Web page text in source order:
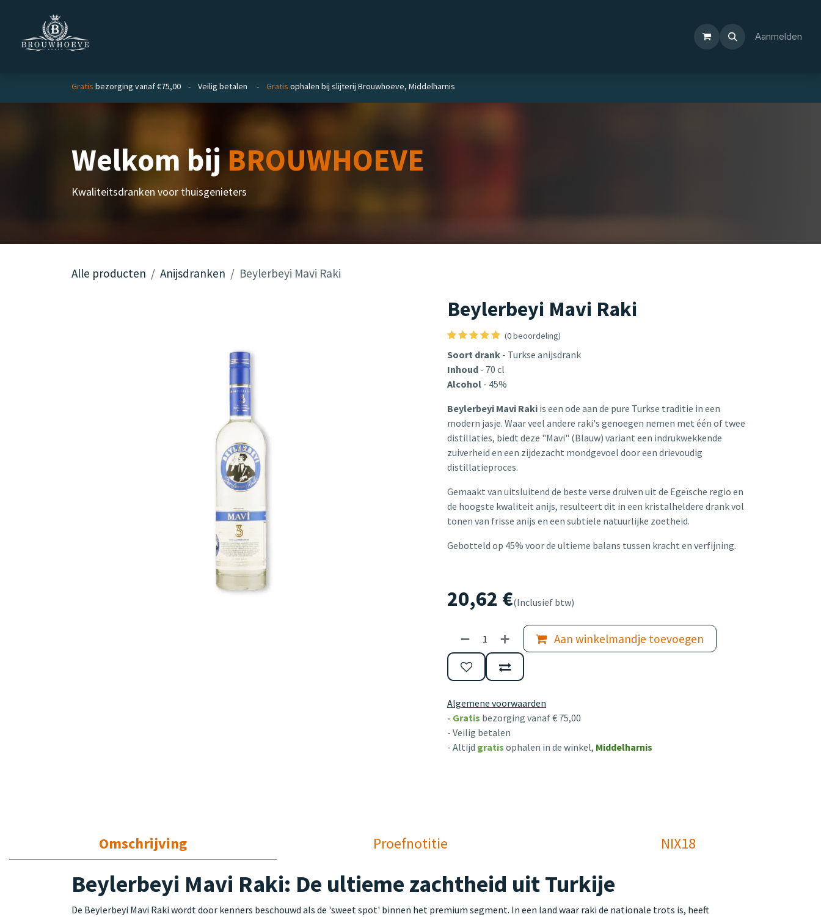
Aanmelden
Gratis bezorging vanaf €75,00 - Veilig betalen - Gratis ophalen bij slijterij Brouwhoeve, Middelharnis
Welkom bijBROUWHOEVE
Kwaliteitsdranken voor thuisgenieters
Alle producten Anijsdranken Beylerbeyi Mavi Raki
Beylerbeyi Mavi Raki
(0 beoordeling)
Soort drank - Turkse anijsdrank
Inhoud - 70 cl
Alcohol - 45%
Beylerbeyi Mavi Raki is een ode aan de pure Turkse traditie in een
modern jasje. Waar veel andere raki's genoegen nemen met één of twee
distillaties, biedt deze "Mavi" (Blauw) variant een indrukwekkende
zuiverheid en een zijdezacht mondgevoel door een drievoudig
distillatieproces.
Gemaakt van uitsluitend de beste verse druiven uit de Egeïsche regio en
de hoogste kwaliteit anijs, resulteert dit in een kristalheldere drank vol
tonen van frisse anijs en een subtiele natuurlijke zoetheid.
Gebotteld op 45% voor de ultieme balans tussen kracht en verfijning.
20,62 €(Inclusief btw)
Aan winkelmandje toevoegen
Algemene voorwaarden
- Gratis bezorging vanaf € 75,00
- Veilig betalen
- Altijd gratis ophalen in de winkel, Middelharnis
Omschrijving Proefnotitie NIX18
Beylerbeyi Mavi Raki: De ultieme zachtheid uit Turkije
De Beylerbeyi Mavi Raki wordt door kenners beschouwd als de 'sweet spot' binnen het premium segment. In een land waar raki de nationale trots is, heeft